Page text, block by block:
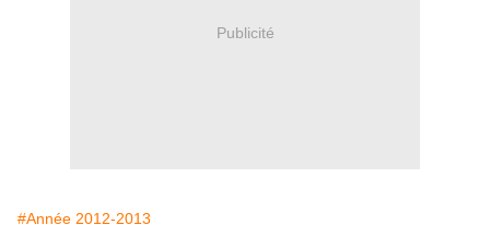
Publicité
#Année 2012-2013